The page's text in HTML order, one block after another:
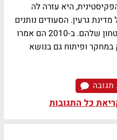
היא עזרה לה
גרעין. הסעודים נותנים
להבין שהם לא יוותרו על הבטחון שלהם. ב-2010 הם אמרו
ופיתוח גם בנושא
כל התגובות